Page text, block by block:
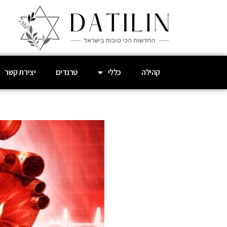
קהילה כללי טרנדים יצירת קשר